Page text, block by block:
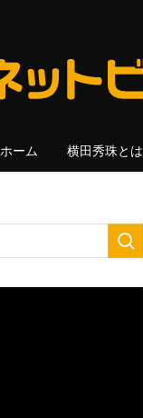
ホーム 横田秀珠とは